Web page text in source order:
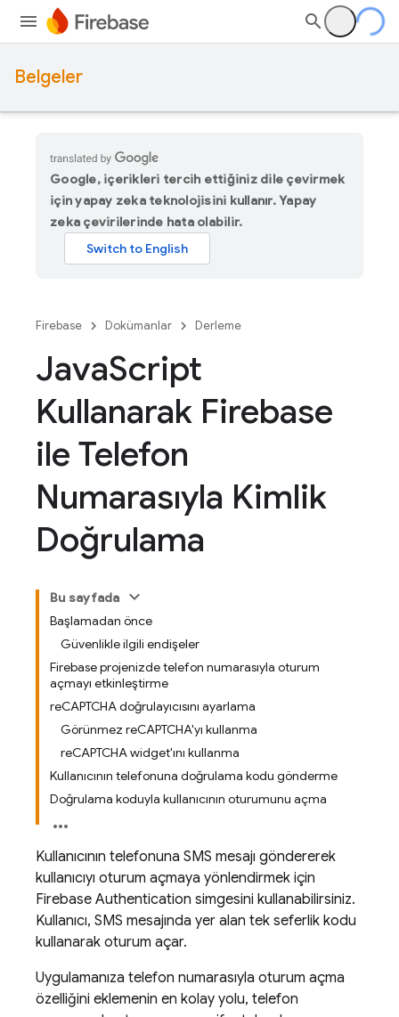
Belgeler
Google, içerikleri tercih ettiğiniz dile çevirmek
için yapay zeka teknolojisini kullanır. Yapay
zeka çevirilerinde hata olabilir.
Firebase Dokümanlar Derleme
JavaScript
Kullanarak Firebase
ile Telefon
Numarasıyla Kimlik
Doğrulama
Bu sayfada
Başlamadan önce
Güvenlikle ilgili endişeler
Firebase projenizde telefon numarasıyla oturum
açmayı etkinleştirme
reCAPTCHA doğrulayıcısını ayarlama
Görünmez reCAPTCHA'yı kullanma
reCAPTCHA widget'ını kullanma
Kullanıcının telefonuna doğrulama kodu gönderme
Doğrulama koduyla kullanıcının oturumunu açma
Kullanıcının telefonuna SMS mesajı göndererek
kullanıcıyı oturum açmaya yönlendirmek için
Firebase Authentication simgesini kullanabilirsiniz.
Kullanıcı, SMS mesajında yer alan tek seferlik kodu
kullanarak oturum açar.
Uygulamanıza telefon numarasıyla oturum açma
özelliğini eklemenin en kolay yolu, telefon